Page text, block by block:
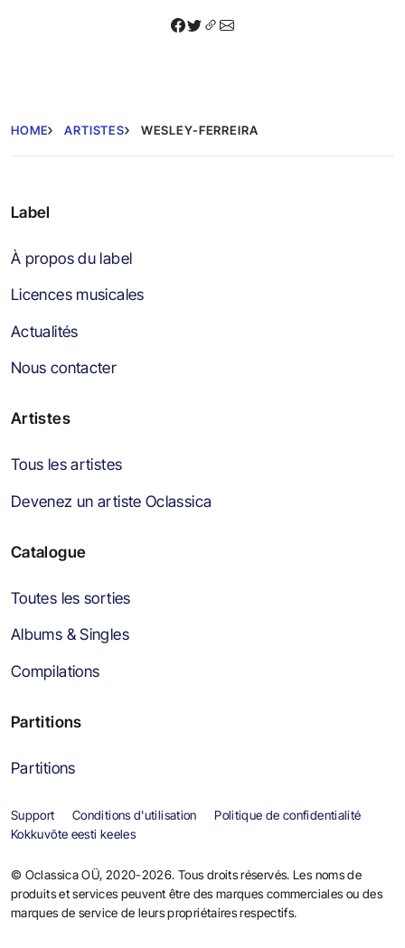
HOME ARTISTES WESLEY-FERREIRA
Label
À propos du label
Licences musicales
Actualités
Nous contacter
Artistes
Tous les artistes
Devenez un artiste Oclassica
Catalogue
Toutes les sorties
Albums & Singles
Compilations
Partitions
Partitions
Support Conditions d'utilisation
Politique de confidentialité
Kokkuvõte eesti keeles
© Oclassica OÜ, 2020-2026. Tous droits réservés. Les noms de
produits et services peuvent être des marques commerciales ou des
marques de service de leurs propriétaires respectifs.